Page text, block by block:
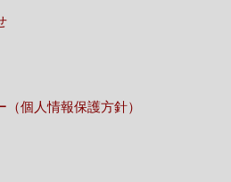
個人情報保護方針）